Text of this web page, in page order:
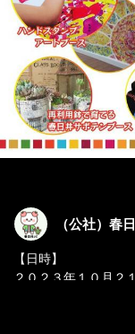
（公社）春
【日時】
２０２３年１０月